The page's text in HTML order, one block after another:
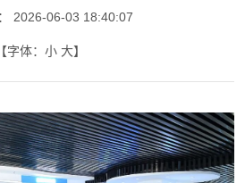
2026-06-03 18:40:07
【字体： 小 大】